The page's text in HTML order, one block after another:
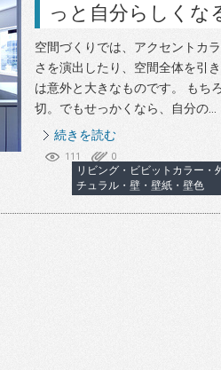
っと自分らしくな
空間づくりでは、アクセントカ
さを演出したり、空間全体を引
は意外と大きなものです。 もち
切。でもせっかくなら、自分の...
続きを読む
111 0
リビング・ビビットカラー・
チュラル・壁・壁紙・壁色